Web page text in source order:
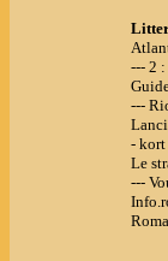
--- 2
---
- kort
Le
---